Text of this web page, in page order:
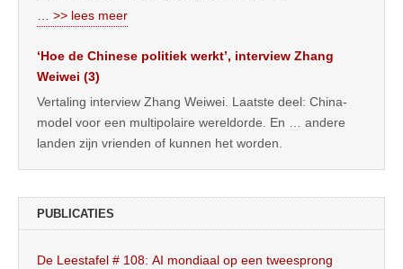
… >> lees meer
‘Hoe de Chinese politiek werkt’, interview Zhang
Weiwei (3)
Vertaling interview Zhang Weiwei. Laatste deel: China-
model voor een multipolaire wereldorde. En … andere
landen zijn vrienden of kunnen het worden.
PUBLICATIES
De Leestafel # 108: AI mondiaal op een tweesprong